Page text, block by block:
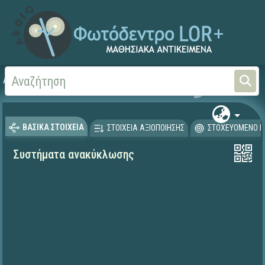
Αρχική
ΒΑΣΙΚΑ ΣΤΟΙΧΕΙΑ ΣΤΟΙΧΕΙΑ ΑΞΙΟΠΟΙΗΣΗΣ ΣΤΟΧΕΥΟΜΕΝΟ
Συστήματα ανακύκλωσης